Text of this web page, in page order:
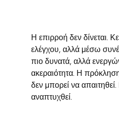
Η επιρροή δεν δίνεται.
ελέγχου, αλλά μέσω
πιο δυνατά, αλλά
ακεραιότητα. Η πρόκληση
δεν μπορεί να
αναπτυχθεί.